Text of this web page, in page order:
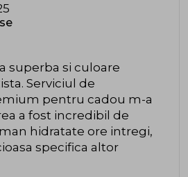
superba si culoare
Serviciul de
pentru cadou m-a
a fost incredibil de
hidratate ore intregi,
specifica altor